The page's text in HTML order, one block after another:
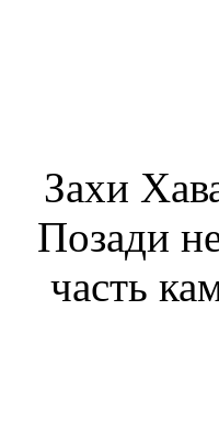
Захи
Позади
часть